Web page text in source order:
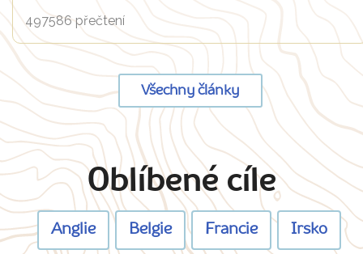
497586 přečtení
Všechny články
Oblíbené cíle
Anglie Belgie Francie Irsko